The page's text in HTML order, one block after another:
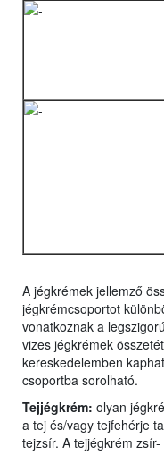
A jégkrémek jellemző
jégkrémcsoportot
vonatkoznak a
vizes jégkrémek
kereskedelemben
csoportba sorolható.
Tejjégkrém: olyan
a tej és/vagy tejfehérje
tejzsír. A tejjégkrém